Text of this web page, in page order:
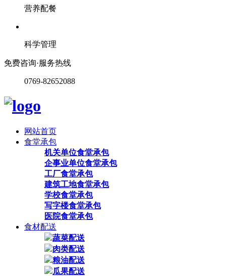
营养配餐
科学管理
免费咨询·服务热线
0769-82652088
网站首页
食堂承包
机关单位食堂承包
企事业单位食堂承包
工厂食堂承包
建筑工地食堂承包
学校食堂承包
写字楼食堂承包
医院食堂承包
食材配送
蔬菜配送
肉类配送
粮油配送
瓜果配送